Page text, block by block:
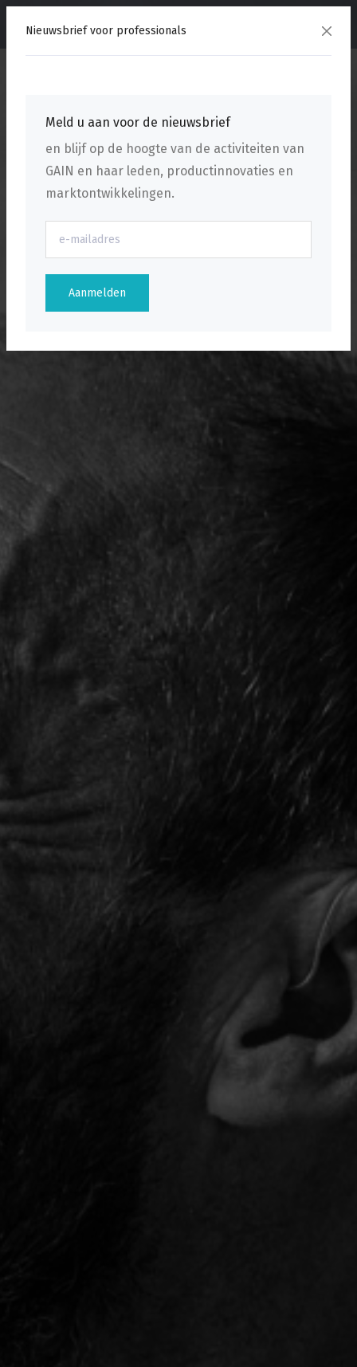
Nieuwsbrief voor professionals
Meld u aan voor de nieuwsbrief
en blijf op de hoogte van de activiteiten van
GAIN en haar leden, productinnovaties en
marktontwikkelingen.